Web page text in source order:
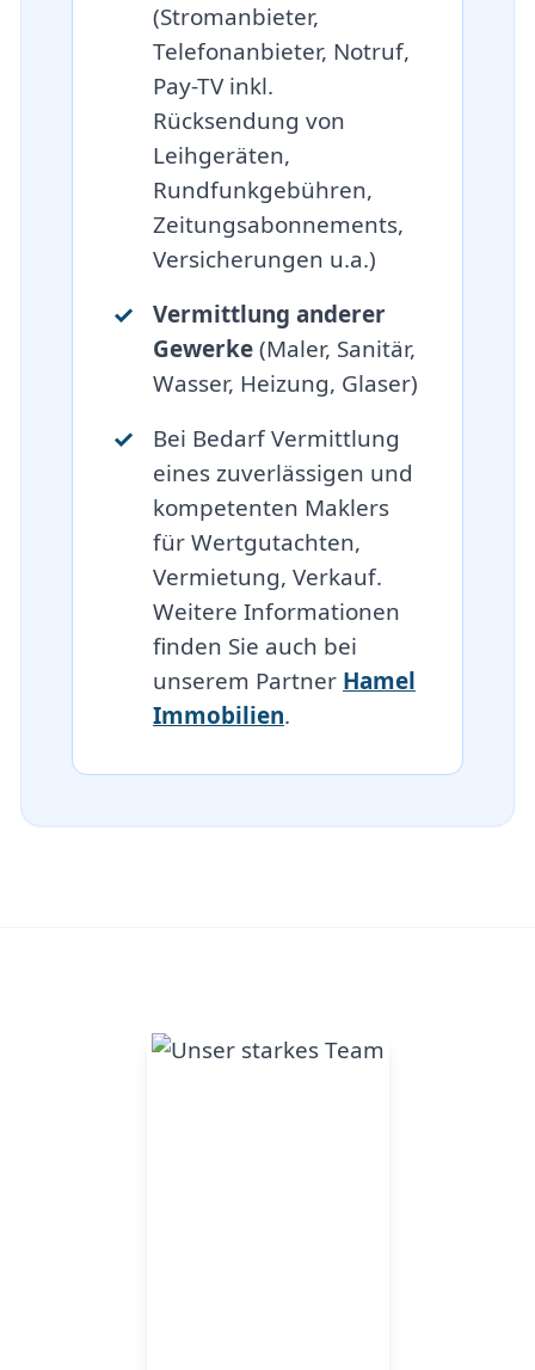
(Stromanbieter,
Telefonanbieter, Notruf,
Pay-TV inkl.
Rücksendung von
Leihgeräten,
Rundfunkgebühren,
Zeitungsabonnements,
Versicherungen u.a.)
Vermittlung anderer
Gewerke(Maler, Sanitär,
Wasser, Heizung, Glaser)
Bei Bedarf Vermittlung
eines zuverlässigen und
kompetenten Maklers
für Wertgutachten,
Vermietung, Verkauf.
Weitere Informationen
finden Sie auch bei
unserem Partner Hamel
Immobilien.